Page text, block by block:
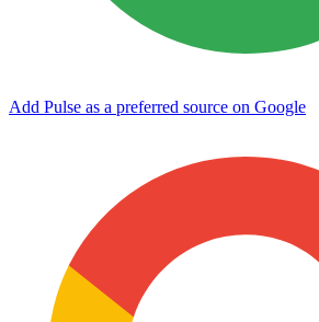
Add Pulse as a preferred source on Google